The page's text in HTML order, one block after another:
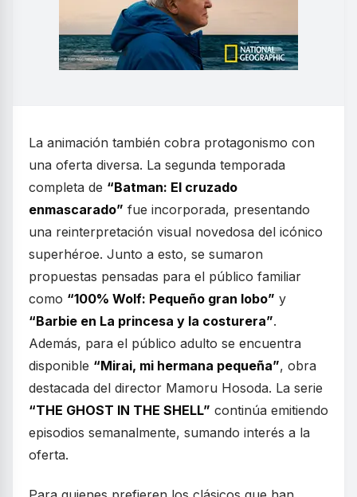
La animación también cobra protagonismo con
una oferta diversa. La segunda temporada
completa de “Batman: El cruzado
enmascarado” fue incorporada, presentando
una reinterpretación visual novedosa del icónico
superhéroe. Junto a esto, se sumaron
propuestas pensadas para el público familiar
como “100% Wolf: Pequeño gran lobo” y
“Barbie en La princesa y la costurera”.
Además, para el público adulto se encuentra
disponible “Mirai, mi hermana pequeña”, obra
destacada del director Mamoru Hosoda. La serie
“THE GHOST IN THE SHELL” continúa emitiendo
episodios semanalmente, sumando interés a la
oferta.